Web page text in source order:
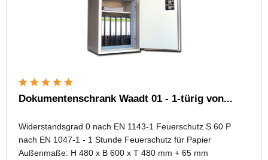
Dokumentenschrank Waadt 01 - 1-türig von...
Widerstandsgrad 0 nach EN 1143-1 Feuerschutz S 60 P
nach EN 1047-1 - 1 Stunde Feuerschutz für Papier
Außenmaße: H 480 x B 600 x T 480 mm + 65 mm